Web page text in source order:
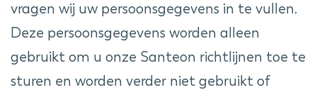
vragen wij uw persoonsgegevens in te vullen.
Deze persoonsgegevens worden alleen
gebruikt om u onze Santeon richtlijnen toe te
sturen en worden verder niet gebruikt of